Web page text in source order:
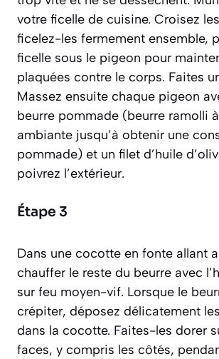
votre ficelle de cuisine. Croisez
ficelez-les fermement ensemble,
ficelle sous le pigeon pour
plaquées contre le corps. Faites
Massez ensuite chaque pigeon
beurre pommade (beurre ramolli
ambiante jusqu’à obtenir une
pommade) et un filet d’huile
poivrez l’extérieur.
Étape 3
Dans une cocotte en fonte allant
chauffer le reste du beurre avec
sur feu moyen-vif. Lorsque le
crépiter, déposez délicatement
dans la cocotte. Faites-les dorer
faces, y compris les côtés,